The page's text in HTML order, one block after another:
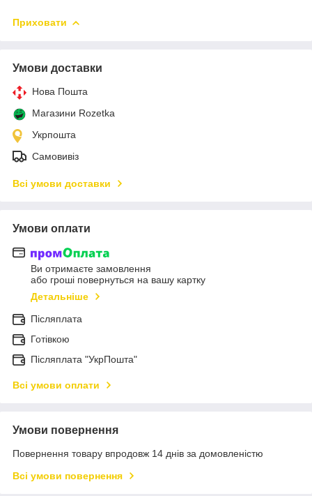
Приховати
Умови доставки
Нова Пошта
Магазини Rozetka
Укрпошта
Самовивіз
Всі умови доставки
Умови оплати
Ви отримаєте замовлення
або гроші повернуться на вашу картку
Детальніше
Післяплата
Готівкою
Післяплата "УкрПошта"
Всі умови оплати
Умови повернення
Повернення товару впродовж 14 днів за домовленістю
Всі умови повернення